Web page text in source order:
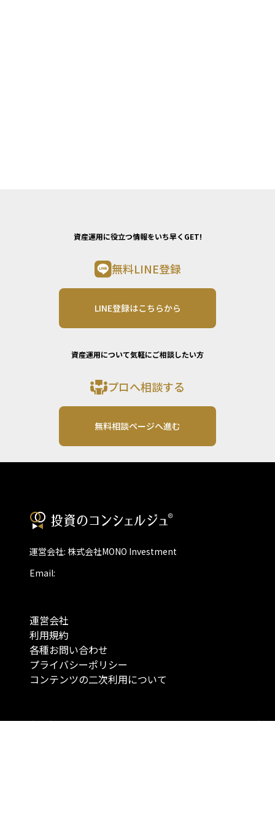
資産運用に役立つ情報をいち早くGET!
無料LINE登録
LINE登録はこちらから
資産運用について気軽にご相談したい方
プロへ相談する
無料相談ページへ進む
運営会社: 株式会社MONO Investment
Email:
運営会社
利用規約
各種お問い合わせ
プライバシーポリシー
コンテンツの二次利用について
当メディアで提供するコンテンツは、情報の提供を目的としており、投資